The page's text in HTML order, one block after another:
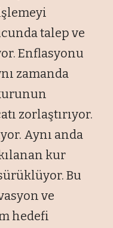
talep ve
Enflasyonu
zamanda
zorlaştırıyor.
Aynı anda
kur
Bu
ve
hedefi